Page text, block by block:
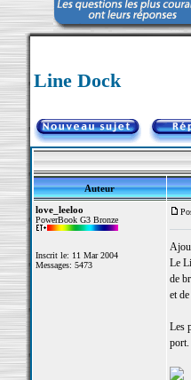
Line Dock
Auteur
love_leeloo
PowerBook G3 Bronze
Inscrit le: 11 Mar 2004
Messages: 5473
Le
de
et
Les
port.